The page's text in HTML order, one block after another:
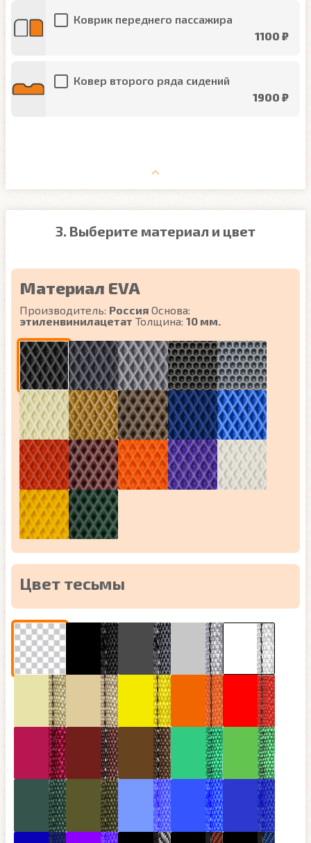
Коврик переднего пассажира
1100 ₽
Ковер второго ряда сидений
1900 ₽
3. Выберите материал и цвет
Материал EVA
Производитель: Россия Основа:
этиленвинилацетат Толщина: 10 мм.
Цвет тесьмы